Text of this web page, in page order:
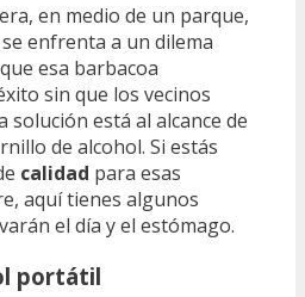
en medio de un parque,
enfrenta a un dilema
esa barbacoa
sin que los vecinos
solución está al alcance de
de alcohol. Si estás
calidad para esas
aquí tienes algunos
el día y el estómago.
portátil